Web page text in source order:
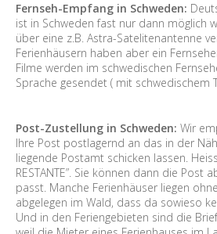
Fernseh-Empfang in Schweden:
ist in Schweden fast nur dann möglich
über eine z.B. Astra-Satelitenantenne
Ferienhäusern haben aber ein
Filme werden im schwedischen
Sprache gesendet ( mit schwedischem
Post-Zustellung in Schweden: Wir
Ihre Post postlagernd an das in der
liegende Postamt schicken lassen.
RESTANTE”. Sie können dann die Post
passt. Manche Ferienhäuser liegen
abgelegen im Wald, dass da sowieso
Und in den Feriengebieten sind die